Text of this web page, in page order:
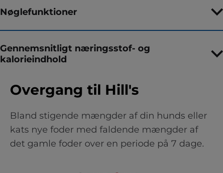
Nøglefunktioner
Gennemsnitligt næringsstof- og
kalorieindhold
Overgang til Hill's
Bland stigende mængder af din hunds eller
kats nye foder med faldende mængder af
det gamle foder over en periode på 7 dage.